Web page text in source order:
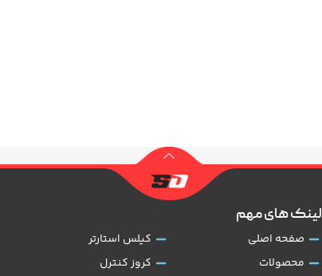
لینک های مهم
صفحه اصلی
محصولات
کیلس استارتر
کروز کنترل